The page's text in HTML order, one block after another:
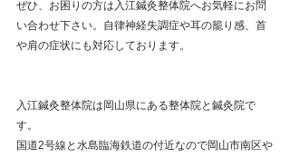
ぜひ、お困りの方は入江鍼灸整体院へお気軽にお問
い合わせ下さい。自律神経失調症や耳の籠り感、首
や肩の症状にも対応しております。
入江鍼灸整体院は岡山県にある整体院と鍼灸院で
す。
国道2号線と水島臨海鉄道の付近なので岡山市南区や